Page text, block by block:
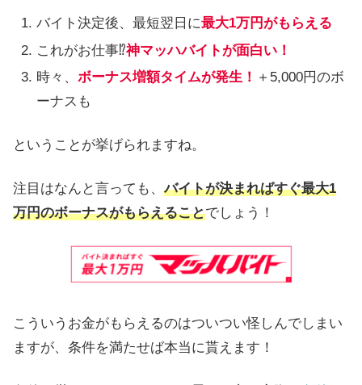
バイト決定後、最短翌日に最大1万円がもらえる
これがお仕事⁉神マッハバイトが面白い！
時々、ボーナス増額タイムが発生！ ＋5,000円のボ
ーナスも
ということが挙げられますね。
注目はなんと言っても、バイトが決まればすぐ最大1
万円のボーナスがもらえることでしょう！
こういうお金がもらえるのはついつい怪しんでしまい
ますが、条件を満たせば本当に貰えます！